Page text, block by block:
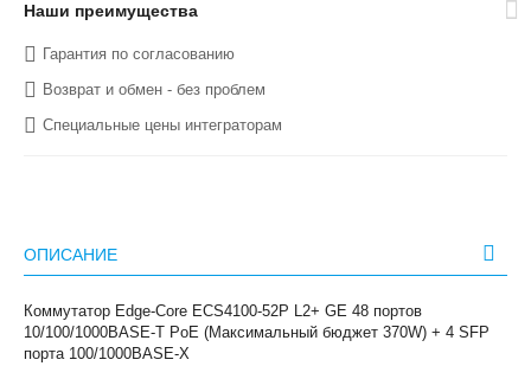
Наши преимущества
Гарантия по согласованию
Возврат и обмен - без проблем
Специальные цены интеграторам
ОПИСАНИЕ
Коммутатор Edge-Core ECS4100-52P L2+ GE 48 портов
10/100/1000BASE-T PoE (Максимальный бюджет 370W) + 4 SFP
порта 100/1000BASE-X